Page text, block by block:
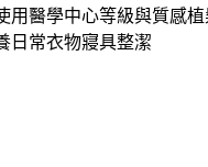
用醫學中心等級與質感
日常衣物寢具整潔